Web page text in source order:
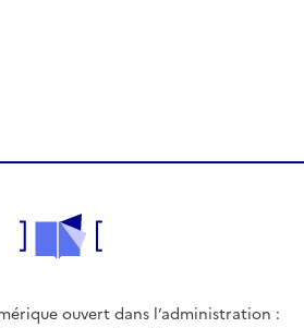
ouvert dans l’administration :